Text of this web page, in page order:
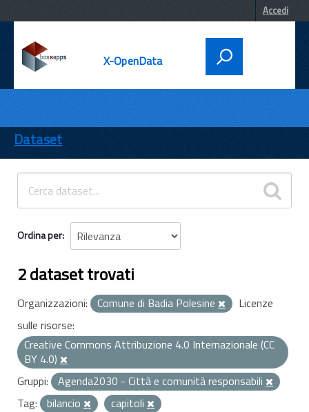
Accedi
X-OpenData
ENTI
TEMI
INFORMAZIONI
Dataset
Ordina per
2 dataset trovati
Organizzazioni: Comune di Badia Polesine
Licenze
sulle risorse:
Creative Commons Attribuzione 4.0 Internazionale (CC
BY 4.0)
Gruppi:
Agenda2030 - Città e comunità responsabili
Tag:
bilancio capitoli